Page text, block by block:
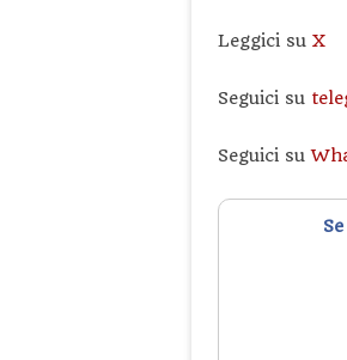
Leggici su X
Seguici su
Seguici su